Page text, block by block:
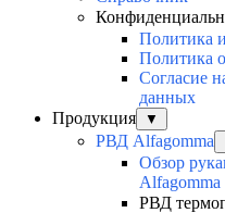
Политика
Политика
Согласие
данных
Продукция
▼
РВД Alfagomma
Обзор
Alfagomma
РВД